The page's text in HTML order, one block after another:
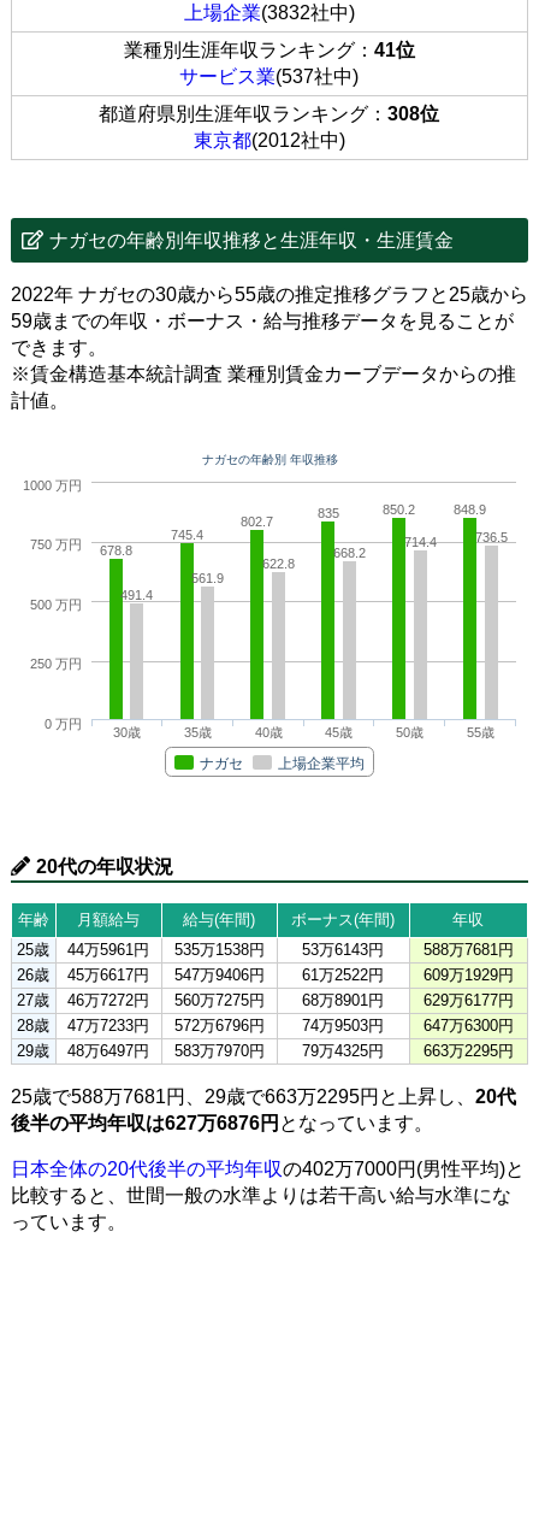
上場企業(3832社中)
業種別生涯年収ランキング： 41位
サービス業(537社中)
都道府県別生涯年収ランキング：308位
東京都(2012社中)
ナガセの年齢別年収推移と生涯年収・生涯賃金
2022年 ナガセの30歳から55歳の推定推移グラフと25歳から
59歳までの年収・ボーナス・給与推移データを見ることが
できます。
※賃金構造基本統計調査 業種別賃金カーブデータからの推
計値。
ナガセの年齢別 年収推移
678.8
745.4
802.7
835 850.2 848.9
491.4
561.9
622.8
668.2
714.4 736.5
ナガセ 上場企業平均
30歳 35歳 40歳 45歳 50歳 55歳
0 万円
250 万円
500 万円
750 万円
1000 万円
20代の年収状況
年齢 月額給与 給与(年間) ボーナス(年間)
年収
25歳
44万5961円 535万1538円 53万6143円
588万7681円
26歳
45万6617円 547万9406円 61万2522円
609万1929円
27歳
46万7272円 560万7275円 68万8901円
629万6177円
28歳
47万7233円 572万6796円 74万9503円
647万6300円
29歳
48万6497円 583万7970円 79万4325円 663万2295円
25歳で588万7681円、29歳で663万2295円と上昇し、 20代
後半の平均年収は627万6876円 となっています。
日本全体の20代後半の平均年収の402万7000円(男性平均)と
比較すると、世間一般の水準よりは若干高い給与水準にな
っています。